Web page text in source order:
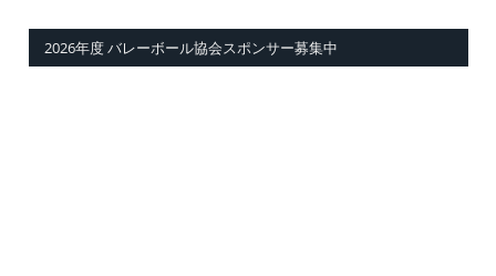
2026年度 バレーボール協会スポンサー募集中